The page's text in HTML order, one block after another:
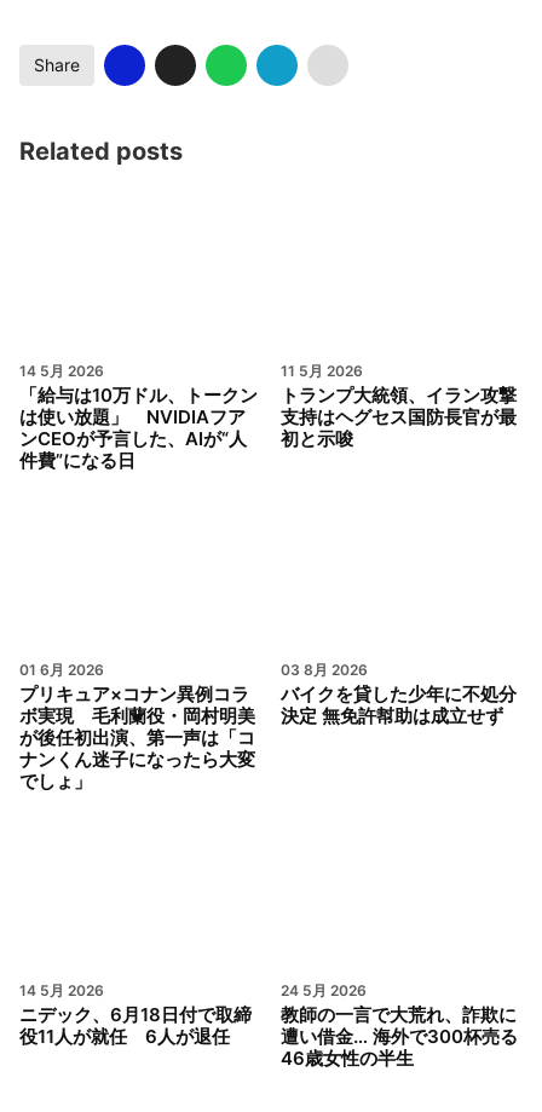
Share
Related posts
14 5月 2026
「給与は10万ドル、トークン
は使い放題」 NVIDIAフア
ンCEOが予言した、AIが“人
件費”になる日
11 5月 2026
トランプ大統領、イラン攻撃
支持はヘグセス国防長官が最
初と示唆
01 6月 2026
プリキュア×コナン異例コラ
ボ実現 毛利蘭役・岡村明美
が後任初出演、第一声は「コ
ナンくん迷子になったら大変
でしょ」
03 8月 2026
バイクを貸した少年に不処分
決定 無免許幇助は成立せず
14 5月 2026
ニデック、6月18日付で取締
役11人が就任 6人が退任
24 5月 2026
教師の一言で大荒れ、詐欺に
遭い借金… 海外で300杯売る
46歳女性の半生